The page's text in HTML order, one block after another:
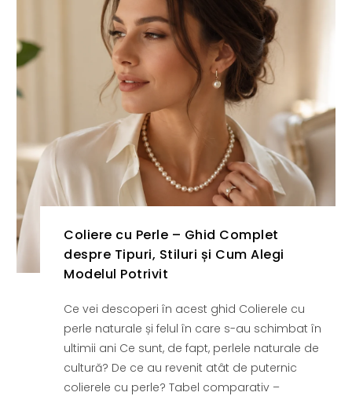
Coliere cu Perle – Ghid Complet
despre Tipuri, Stiluri și Cum Alegi
Modelul Potrivit
Ce vei descoperi în acest ghid Colierele cu
perle naturale și felul în care s-au schimbat în
ultimii ani Ce sunt, de fapt, perlele naturale de
cultură? De ce au revenit atât de puternic
colierele cu perle? Tabel comparativ –